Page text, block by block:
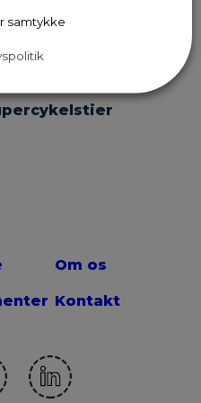
Om os
Kontakt
samtykke